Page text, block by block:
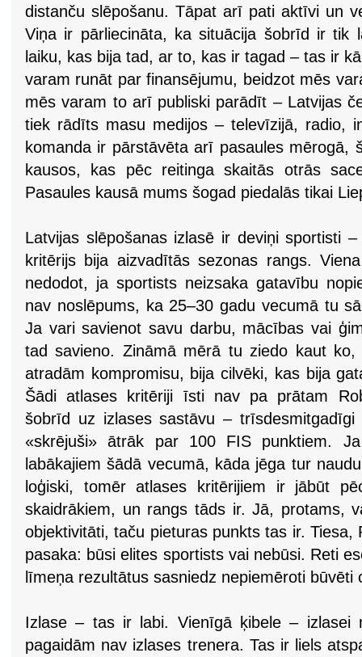
distanču slēpošanu. Tāpat arī pati aktīvi un
Viņa ir pārliecināta, ka situācija šobrīd ir tik
laiku, kas bija tad, ar to, kas ir tagad – tas ir
varam runāt par finansējumu, beidzot mēs
mēs varam to arī publiski parādīt – Latvijas
tiek rādīts masu medijos – televīzijā, radio,
komanda ir pārstāvēta arī pasaules mērogā,
kausos, kas pēc reitinga skaitās otrās
Pasaules kausā mums šogad piedalās tikai
Latvijas slēpošanas izlasē ir deviņi sportisti
kritērijs bija aizvadītās sezonas rangs.
nedodot, ja sportists neizsaka gatavību
nav noslēpums, ka 25–30 gadu vecumā tu
Ja vari savienot savu darbu, mācības vai
tad savieno. Zināmā mērā tu ziedo kaut
atradām kompromisu, bija cilvēki, kas bija
Šādi atlases kritēriji īsti nav pa prātam
šobrīd uz izlases sastāvu –
«skrējuši» ātrāk par 100 FIS punktiem.
labākajiem šādā vecumā, kāda jēga tur
loģiski, tomēr atlases kritērijiem ir jābūt
skaidrākiem, un rangs tāds ir. Jā, protams,
objektivitāti, taču pieturas punkts tas ir. Tiesa,
pasaka: būsi elites sportists vai nebūsi. Reti
līmeņa rezultātus sasniedz nepiemēroti būvēti
Izlase – tas ir labi. Vienīgā ķibele – izlasei
pagaidām nav izlases trenera. Tas ir liels